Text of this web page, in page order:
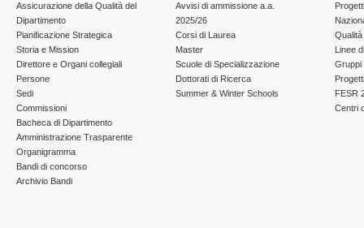
Assicurazione della Qualità del
Dipartimento
Pianificazione Strategica
Storia e Mission
Direttore e Organi collegiali
Persone
Sedi
Commissioni
Bacheca di Dipartimento
Amministrazione Trasparente
Organigramma
Bandi di concorso
Archivio Bandi
Avvisi di ammissione a.a.
2025/26
Corsi di Laurea
Master
Scuole di Specializzazione
Dottorati di Ricerca
Summer & Winter Schools
Linee
Gruppi
FESR
Centri